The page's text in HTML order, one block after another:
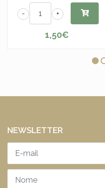
+
-
1,50€
NEWSLETTER